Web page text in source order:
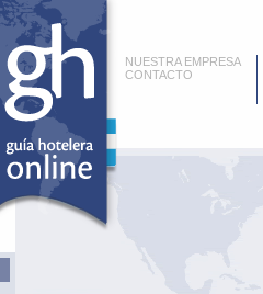
NUESTRA EMPRESA
CONTACTO